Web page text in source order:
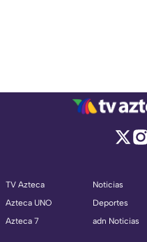
TV Azteca
Azteca UNO
Azteca 7
Noticias
Deportes
adn Noticias